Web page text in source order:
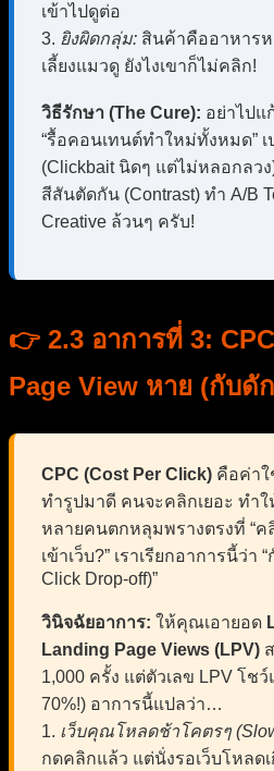
เข้าไปดูต่อ
3. ยิงผิดกลุ่ม: สินค้าคืออาหาร
เลี้ยงแมวดู ยังไงเขาก็ไม่คลิก!
วิธีรักษา (The Cure): อย่าไปแ
“รื้อคอนเทนต์ทำใหม่ทั้งหมด”
(Clickbait นิดๆ แต่ไม่หลอกลว
สีสันตัดกัน (Contrast) ทำ A/B
Creative ล้วนๆ ครับ!
👉 2.3 อาการที่ 3:
Page View หาย (กับดั
CPC (Cost Per Click) คือค่า
ทำรูปมาดี คนจะคลิกเยอะ ทำ
หลายคนตกหลุมพรางตรงที่ “ค
เข้าเว็บ?” เราเรียกอาการนี้ว่า
Click Drop-off)”
วินิจฉัยอาการ: ให้คุณเอายอด
Landing Page Views (LPV)
1,000 ครั้ง แต่ตัวเลข LPV โช
70%!) อาการนี้แปลว่า…
1. เว็บคุณโหลดช้าโคตรๆ
กดคลิกแล้ว แต่นั่งรอเว็บโหลด